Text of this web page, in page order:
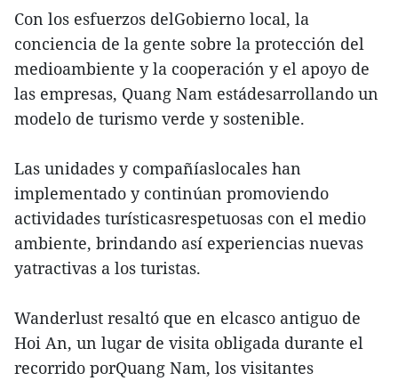
Con los esfuerzos delGobierno local, la
conciencia de la gente sobre la protección del
medioambiente y la cooperación y el apoyo de
las empresas, Quang Nam estádesarrollando un
modelo de turismo verde y sostenible.
Las unidades y compañíaslocales han
implementado y continúan promoviendo
actividades turísticasrespetuosas con el medio
ambiente, brindando así experiencias nuevas
yatractivas a los turistas.
Wanderlust resaltó que en elcasco antiguo de
Hoi An, un lugar de visita obligada durante el
recorrido porQuang Nam, los visitantes